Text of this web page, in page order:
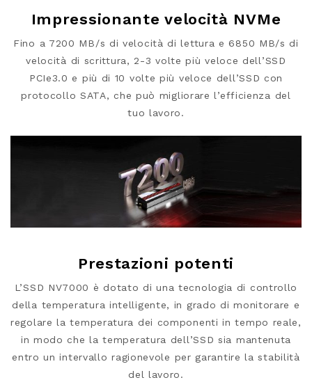
Impressionante velocità NVMe
Fino a 7200 MB/s di velocità di lettura e 6850 MB/s di
velocità di scrittura, 2-3 volte più veloce dell’SSD
PCIe3.0 e più di 10 volte più veloce dell’SSD con
protocollo SATA, che può migliorare l’efficienza del
tuo lavoro.
Prestazioni potenti
L’SSD NV7000 è dotato di una tecnologia di controllo
della temperatura intelligente, in grado di monitorare e
regolare la temperatura dei componenti in tempo reale,
in modo che la temperatura dell’SSD sia mantenuta
entro un intervallo ragionevole per garantire la stabilità
del lavoro.